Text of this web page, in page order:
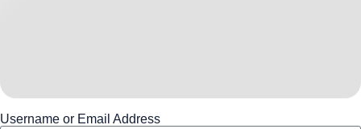
Username or Email Address